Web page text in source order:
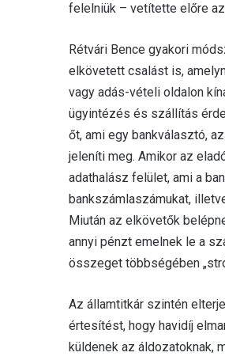
felelniük – vetítette előre
Rétvári Bence gyakori
elkövetett csalást is,
vagy adás-vételi oldalon
ügyintézés és szállítás
őt, ami egy bankválasztó,
jeleníti meg. Amikor az
adathalász felület, ami a
bankszámlaszámukat,
Miután az elkövetők
annyi pénzt emelnek le a
összeget többségében
Az államtitkár szintén
értesítést, hogy havidíj
küldenek az áldozatoknak,